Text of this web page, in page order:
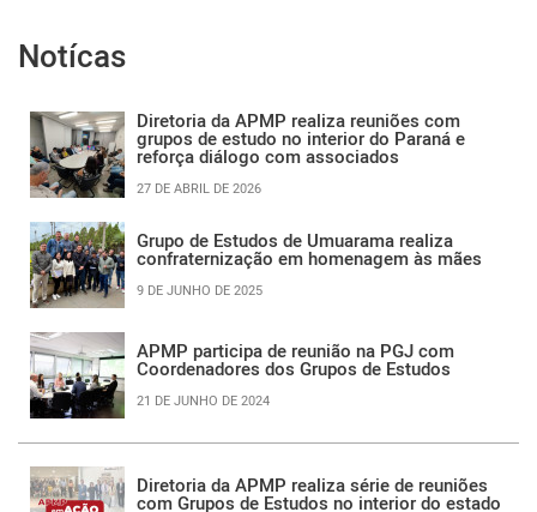
Notícas
Diretoria da APMP realiza reuniões com
grupos de estudo no interior do Paraná e
reforça diálogo com associados
27 DE ABRIL DE 2026
Grupo de Estudos de Umuarama realiza
confraternização em homenagem às mães
9 DE JUNHO DE 2025
APMP participa de reunião na PGJ com
Coordenadores dos Grupos de Estudos
21 DE JUNHO DE 2024
Diretoria da APMP realiza série de reuniões
com Grupos de Estudos no interior do estado